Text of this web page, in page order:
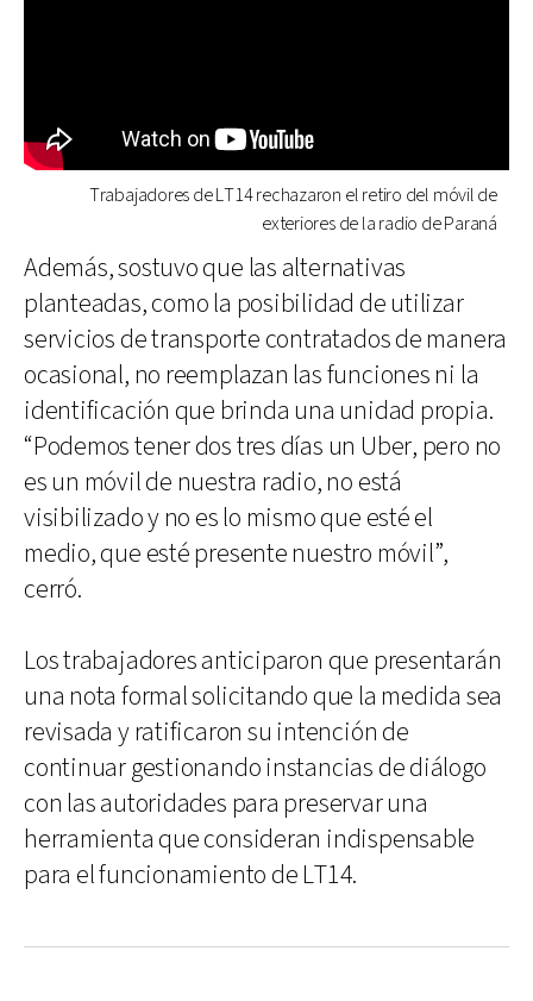
Trabajadores de LT14 rechazaron el retiro del móvil de
exteriores de la radio de Paraná
Además, sostuvo que las alternativas
planteadas, como la posibilidad de utilizar
servicios de transporte contratados de manera
ocasional, no reemplazan las funciones ni la
identificación que brinda una unidad propia.
“Podemos tener dos tres días un Uber, pero no
es un móvil de nuestra radio, no está
visibilizado y no es lo mismo que esté el
medio, que esté presente nuestro móvil”,
cerró.
Los trabajadores anticiparon que presentarán
una nota formal solicitando que la medida sea
revisada y ratificaron su intención de
continuar gestionando instancias de diálogo
con las autoridades para preservar una
herramienta que consideran indispensable
para el funcionamiento de LT14.